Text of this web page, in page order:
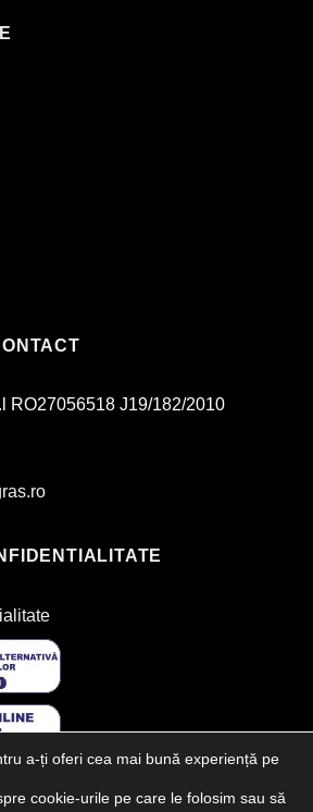
RO27056518 J19/182/2010
a-ți oferi cea mai bună experiență pe
cookie-urile pe care le folosim sau să